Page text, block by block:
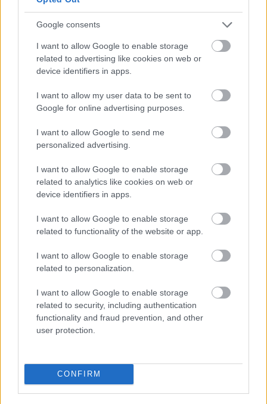
Google consents
I want to allow Google to enable storage
related to advertising like cookies on web or
device identifiers in apps.
I want to allow my user data to be sent to
Google for online advertising purposes.
I want to allow Google to send me
personalized advertising.
I want to allow Google to enable storage
related to analytics like cookies on web or
device identifiers in apps.
I want to allow Google to enable storage
related to functionality of the website or app.
I want to allow Google to enable storage
related to personalization.
I want to allow Google to enable storage
related to security, including authentication
functionality and fraud prevention, and other
user protection.
CONFIRM
Historic Eb mezőnyében a Mecsek Rallyn, és mivel Jari-
Matti nem tudja még, hogy hol lenne lehetséges a Rally1-
verseny is szóba jöhet. Ráadásul nem is kéne olyan
messzire vinni Finnországból a Rally1-est, mint egy
világon nem találkozhat, mint nálunk.
Jari-Matti Latvala vezetésével 2021-ben 12 futamból 9-et
nyert meg a Toyota, év végén pedig megszerezte a
másodszor Sébastien Ogier világbajnok, Elfyn Evans
pedig második helyezett lett.
Az eddigi egyetlen idei vb-futamon, a Montén Sébastien
Ogier a második, Kalle Rovanperä a negyedik, Takamoto
Katsuta pedig a nyolcadik lett. A gyártók bajnokságában a
második helyen áll a japán gyártó.
A szezon második versenyét, Svédországban rendezik
két hét múlva.
Jari-Matti Latvala
WRC